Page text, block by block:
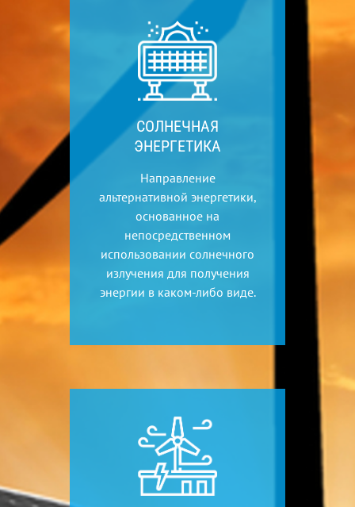
СОЛНЕЧНАЯ
ЭНЕРГЕТИКА
Направление
альтернативной энергетики,
основанное на
непосредственном
использовании солнечного
излучения для получения
энергии в каком-либо виде.